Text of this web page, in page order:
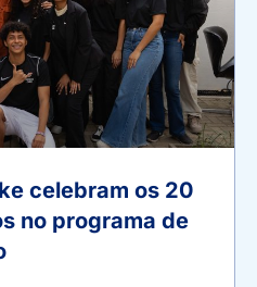
celebram os 20
no programa de